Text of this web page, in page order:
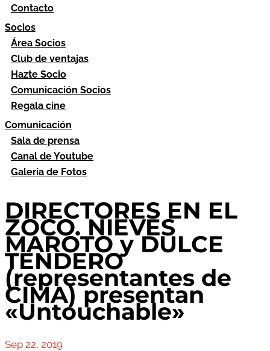
Contacto
Socios
Área Socios
Club de ventajas
Hazte Socio
Comunicación Socios
Regala cine
Comunicación
Sala de prensa
Canal de Youtube
Galeria de Fotos
DIRECTORES EN EL
ZOCO. NIEVES
MAROTO y DULCE
TENDERO
(representantes de
CIMA) presentan
«Untouchable»
Sep 22, 2019